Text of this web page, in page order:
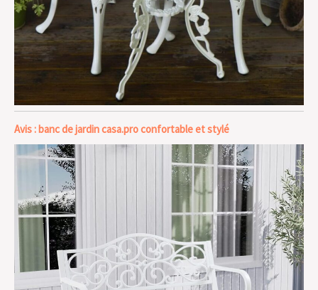
Avis : banc de jardin casa.pro confortable et stylé